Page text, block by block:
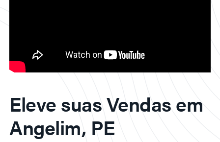
Eleve suas Vendas em
Angelim, PE